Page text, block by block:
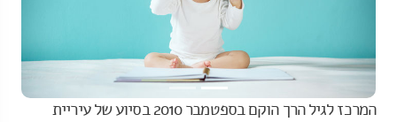
המרכז לגיל הרך הוקם בספטמבר 2010 בסיוע של עיריית